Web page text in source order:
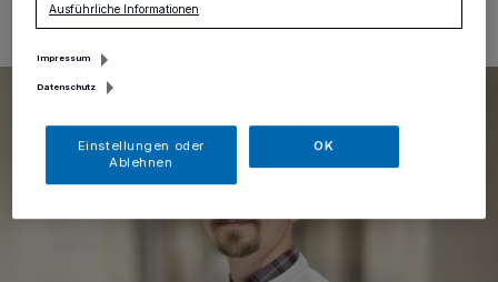
Ausführliche Informationen
Impressum
Datenschutz
Einstellungen oder
Ablehnen
OK